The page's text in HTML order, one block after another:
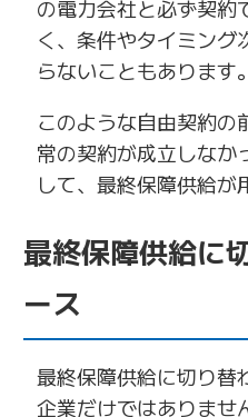
の電力会社と必ず契約
く、条件やタイミング
らないこともあります。
このような自由契約の
常の契約が成立しなか
して、最終保障供給が
最終保障供給に
ース
最終保障供給に切り替
企業だけではありませ